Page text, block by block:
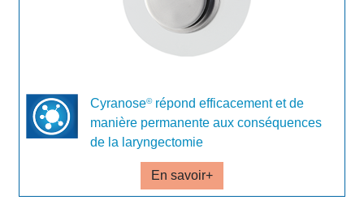
Cyranose©répond efficacement et de
manière permanente aux conséquences
de la laryngectomie
En savoir+